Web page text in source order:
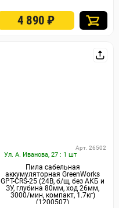
4 890₽
Ул. А. Иванова, 27 : 1 шт
Арт. 26502
Пила сабельная
аккумуляторная GreenWorks
GPT-CRS-25 (24В, б/щ, без АКБ и
ЗУ, глубина 80мм, ход 26мм,
3000/мин, компакт, 1.7кг)
(1200507)